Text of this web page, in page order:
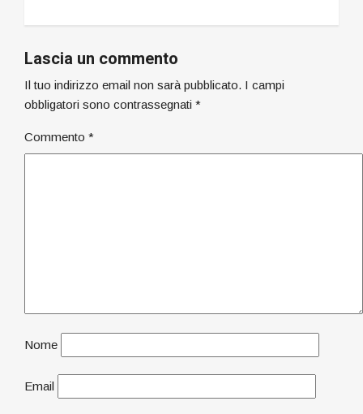
Lascia un commento
Il tuo indirizzo email non sarà pubblicato. I campi
obbligatori sono contrassegnati *
Commento *
Nome
Email